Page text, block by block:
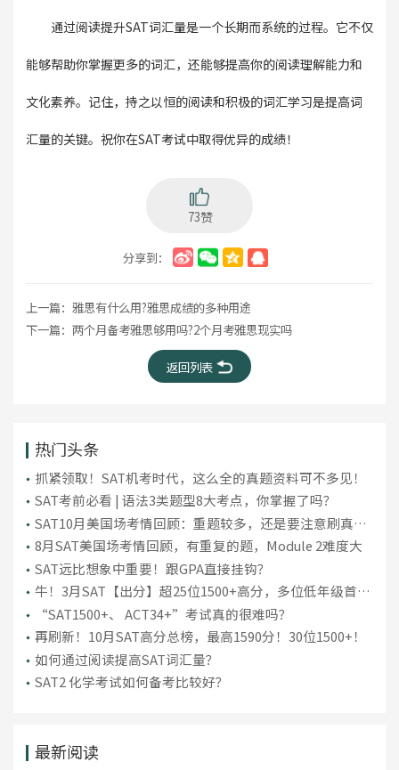
通过阅读提升SAT词汇量是一个长期而系统的过程。它不仅
能够帮助你掌握更多的词汇，还能够提高你的阅读理解能力和
文化素养。记住，持之以恒的阅读和积极的词汇学习是提高词
汇量的关键。祝你在SAT考试中取得优异的成绩！
73赞
分享到：
上一篇： 雅思有什么用?雅思成绩的多种用途
下一篇： 两个月备考雅思够用吗?2个月考雅思现实吗
返回列表
热门头条
抓紧领取！SAT机考时代，这么全的真题资料可不多见！
SAT考前必看 | 语法3类题型8大考点，你掌握了吗？
SAT10月美国场考情回顾：重题较多，还是要注意刷真
题！
8月SAT美国场考情回顾，有重复的题，Module 2难度大
SAT远比想象中重要！跟GPA直接挂钩？
牛！3月SAT【出分】超25位1500+高分，多位低年级首考
“上岸”！
“SAT1500+、 ACT34+”考试真的很难吗？
再刷新！10月SAT高分总榜，最高1590分！30位1500+！
如何通过阅读提高SAT词汇量？
SAT2 化学考试如何备考比较好？
最新阅读